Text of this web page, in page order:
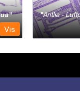
Vis
Antlia -